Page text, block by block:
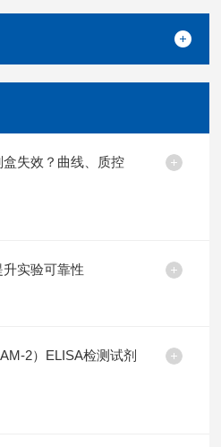
失效？曲线、质控
实验可靠性
2）ELISA检测试剂